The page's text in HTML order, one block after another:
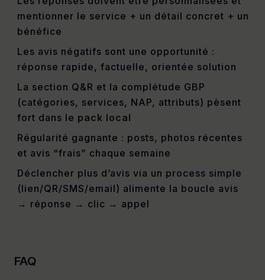
mentionner le service + un détail concret + un
bénéfice
Les avis négatifs sont une opportunité :
réponse rapide, factuelle, orientée solution
La section Q&R et la complétude GBP
(catégories, services, NAP, attributs) pèsent
fort dans le pack local
Régularité gagnante : posts, photos récentes
et avis “frais” chaque semaine
Déclencher plus d’avis via un process simple
(lien/QR/SMS/email) alimente la boucle avis
→ réponse → clic → appel
FAQ